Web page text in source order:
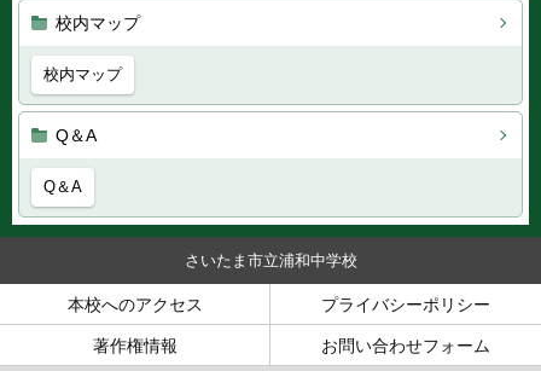
校内マップ
校内マップ
Q＆A
Q＆A
さいたま市立浦和中学校
本校へのアクセス プライバシーポリシー
著作権情報 お問い合わせフォーム